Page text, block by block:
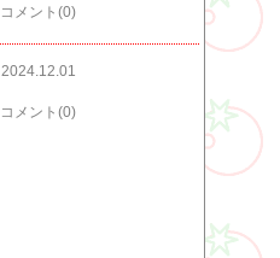
コメント(0)
2024.12.01
コメント(0)